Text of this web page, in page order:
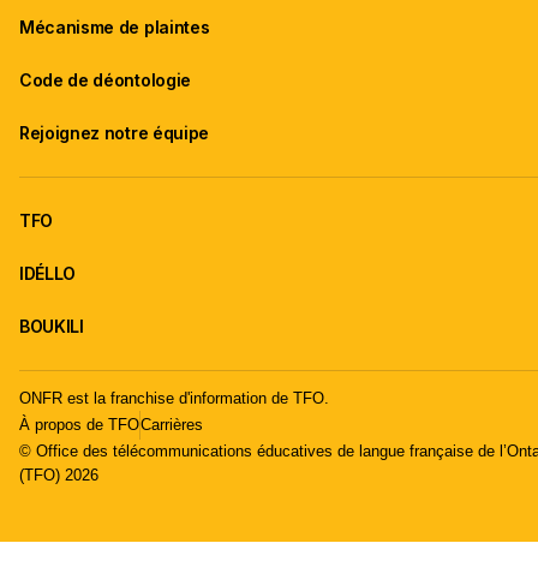
Mécanisme de plaintes
Code de déontologie
Rejoignez notre équipe
TFO
IDÉLLO
BOUKILI
ONFR est la franchise d'information de TFO.
À propos de TFOCarrières
© Office des télécommunications éducatives de langue française de
(TFO) 2026